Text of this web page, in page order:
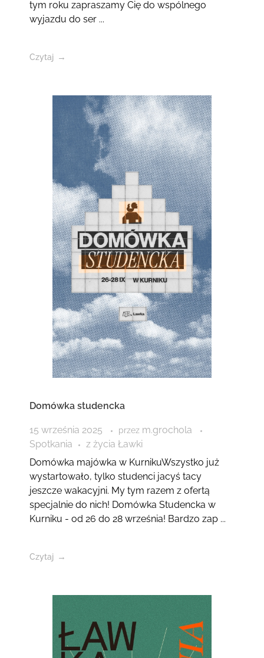
tym roku zapraszamy Cię do wspólnego
wyjazdu do ser ...
Czytaj
Domówka studencka
15 września 2025 przez m.grochola
Spotkania
z życia Ławki
Domówka majówka w KurnikuWszystko już
wystartowało, tylko studenci jacyś tacy
jeszcze wakacyjni. My tym razem z ofertą
specjalnie do nich! Domówka Studencka w
Kurniku - od 26 do 28 września! Bardzo zap ...
Czytaj